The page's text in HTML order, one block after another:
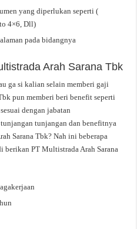
yang diperlukan seperti (
4×6, Dll)
pada bidangnya
Arah Sarana Tbk
ga si kalian selain memberi gaji
pun memberi beri benefit seperti
dengan jabatan
tunjangan dan benefitnya
Sarana Tbk? Nah ini beberapa
PT Multistrada Arah Sarana